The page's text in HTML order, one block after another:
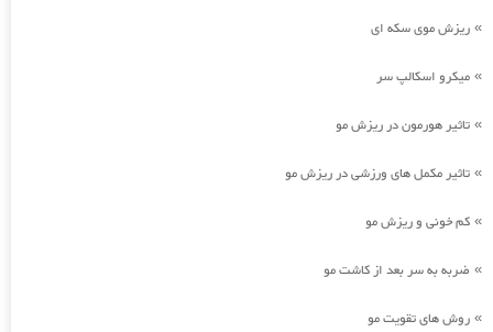
» ریزش موی سکه ای
» میکرو اسکالپ سر
» تاثیر هورمون در ریزش مو
» تاثیر مکمل های ورزشی در ریزش مو
» کم خونی و ریزش مو
» ضربه به سر بعد از کاشت مو
» روش های تقویت مو